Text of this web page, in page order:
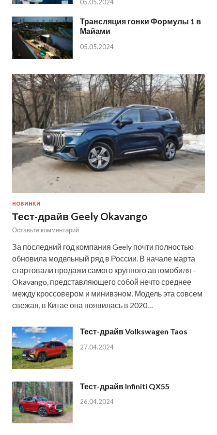
05.05.2024
Трансляция гонки Формулы 1 в
Майами
05.05.2024
НОВИНКИ
Тест-драйв Geely Okavango
Оставьте комментарий
За последний год компания Geely почти полностью
обновила модельный ряд в России. В начале марта
стартовали продажи самого крупного автомобиля –
Okavango, представляющего собой нечто среднее
между кроссовером и минивэном. Модель эта совсем
свежая, в Китае она появилась в 2020…
Тест-драйв Volkswagen Taos
27.04.2024
Тест-драйв Infiniti QX55
26.04.2024